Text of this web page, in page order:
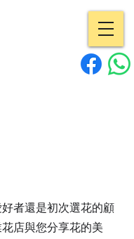
者還是初次選花的顧
店與您分享花的美